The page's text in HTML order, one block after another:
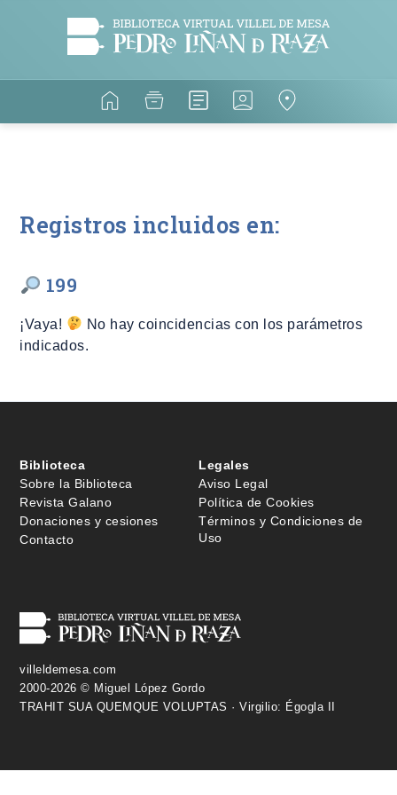
Registros incluidos en:
199
¡Vaya!
No hay coincidencias con los parámetros
indicados.
Biblioteca
Sobre la Biblioteca
Revista Galano
Donaciones y cesiones
Contacto
Legales
Aviso Legal
Política de Cookies
Términos y Condiciones de
Uso
villeldemesa.com
2000-2026 © Miguel López Gordo
TRAHIT SUA QUEMQUE VOLUPTAS · Virgilio: Égogla II